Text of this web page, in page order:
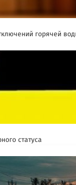
горячей
статуса